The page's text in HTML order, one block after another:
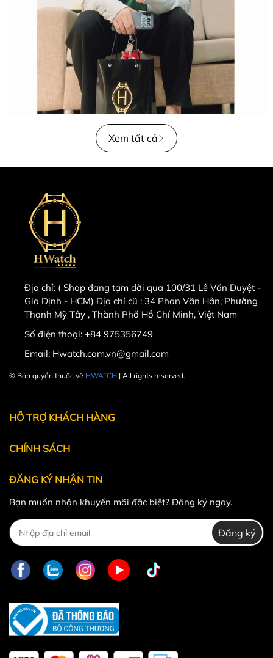
Xem tất cả
Địa chỉ: ( Shop đang tạm dời qua 100/31 Lê Văn Duyệt -
Gia Định - HCM) Địa chỉ cũ : 34 Phan Văn Hân, Phường
Thạnh Mỹ Tây , Thành Phố Hồ Chí Minh, Việt Nam
Số điện thoại: +84 975356749
Email: Hwatch.com.vn@gmail.com
© Bản quyền thuộc về HWATCH | All rights reserved.
HỖ TRỢ KHÁCH HÀNG
CHÍNH SÁCH
ĐĂNG KÝ NHẬN TIN
Bạn muốn nhận khuyến mãi đặc biệt? Đăng ký ngay.
Đăng ký